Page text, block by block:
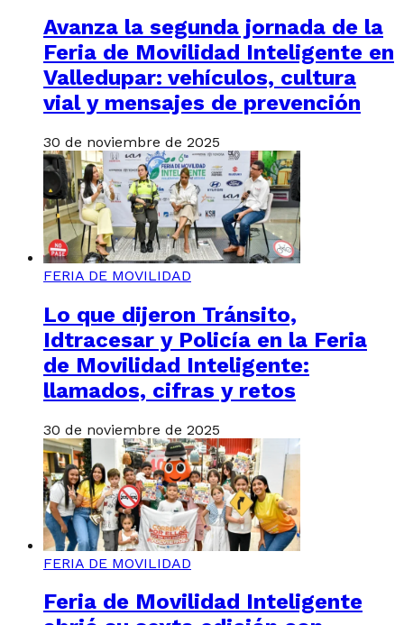
Avanza la segunda jornada de la
Feria de Movilidad Inteligente en
Valledupar: vehículos, cultura
vial y mensajes de prevención
30 de noviembre de 2025
FERIA DE MOVILIDAD
Lo que dijeron Tránsito,
Idtracesar y Policía en la Feria
de Movilidad Inteligente:
llamados, cifras y retos
30 de noviembre de 2025
FERIA DE MOVILIDAD
Feria de Movilidad Inteligente